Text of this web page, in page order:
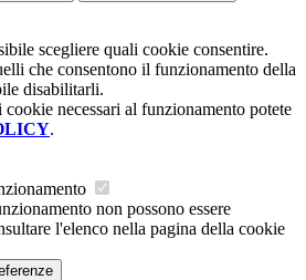
scegliere quali cookie consentire.
che consentono il funzionamento della
disabilitarli.
necessari al funzionamento potete
.
non possono essere
l'elenco nella pagina della cookie